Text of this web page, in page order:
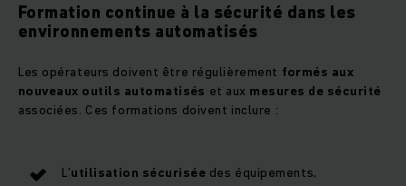
Formation continue à la sécurité dans les
environnements automatisés
Les opérateurs doivent être régulièrement formés aux
nouveaux outils automatisés et aux mesures de sécurité
associées. Ces formations doivent inclure :
L’utilisation sécurisée des équipements,